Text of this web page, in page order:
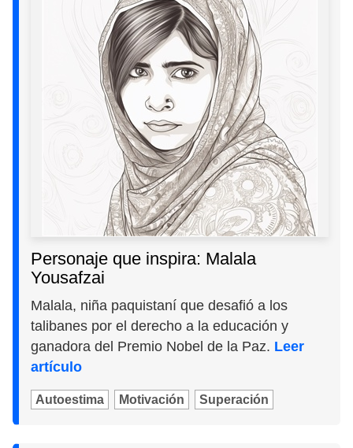
Personaje que inspira: Malala
Yousafzai
Malala, niña paquistaní que desafió a los
talibanes por el derecho a la educación y
ganadora del Premio Nobel de la Paz. Leer
artículo
Autoestima Motivación Superación